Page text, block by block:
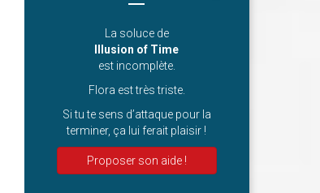
La soluce de
Illusion of Time
est incomplète.
Flora est très triste.
Si tu te sens d’attaque pour la
terminer, ça lui ferait plaisir !
Proposer son aide !